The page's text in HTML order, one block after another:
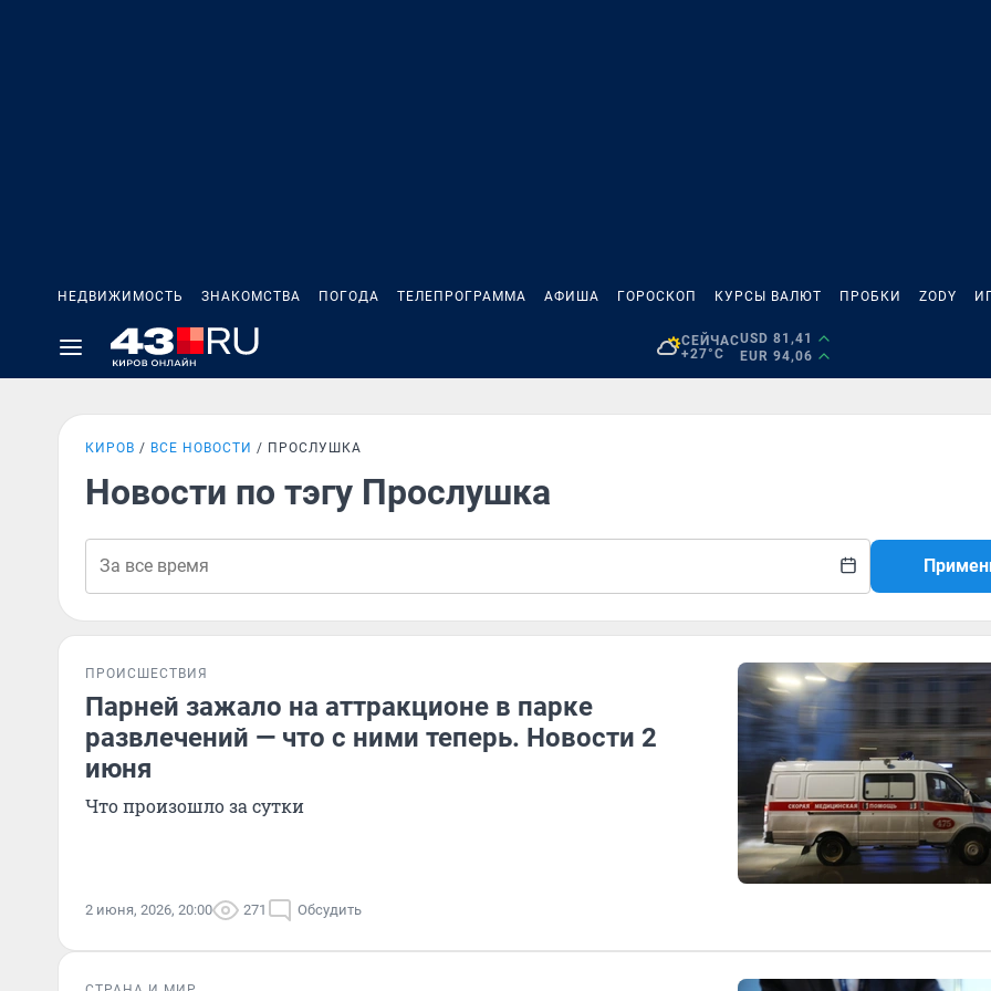
НЕДВИЖИМОСТЬ ЗНАКОМСТВА ПОГОДА ТЕЛЕПРОГРАММА АФИША ГОРОСКОП КУРСЫ ВАЛЮТ ПРОБКИ ZODY
СЕЙЧАС
+27°C
USD 81,41
EUR 94,06
КИРОВ ВСЕ НОВОСТИ ПРОСЛУШКА
Новости по тэгу Прослушка
ПРОИСШЕСТВИЯ
Парней зажало на аттракционе в парке
развлечений — что с ними теперь. Новости 2
июня
Что произошло за сутки
2 июня, 2026, 20:00 271 Обсудить